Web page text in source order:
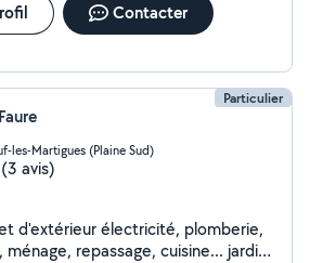
Contacter
Particulier
les-Martigues (Plaine Sud)
(3 avis)
d'extérieur électricité, plomberie,
repassage, cuisine... jardin,